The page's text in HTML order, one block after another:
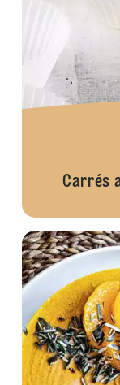
Carrés